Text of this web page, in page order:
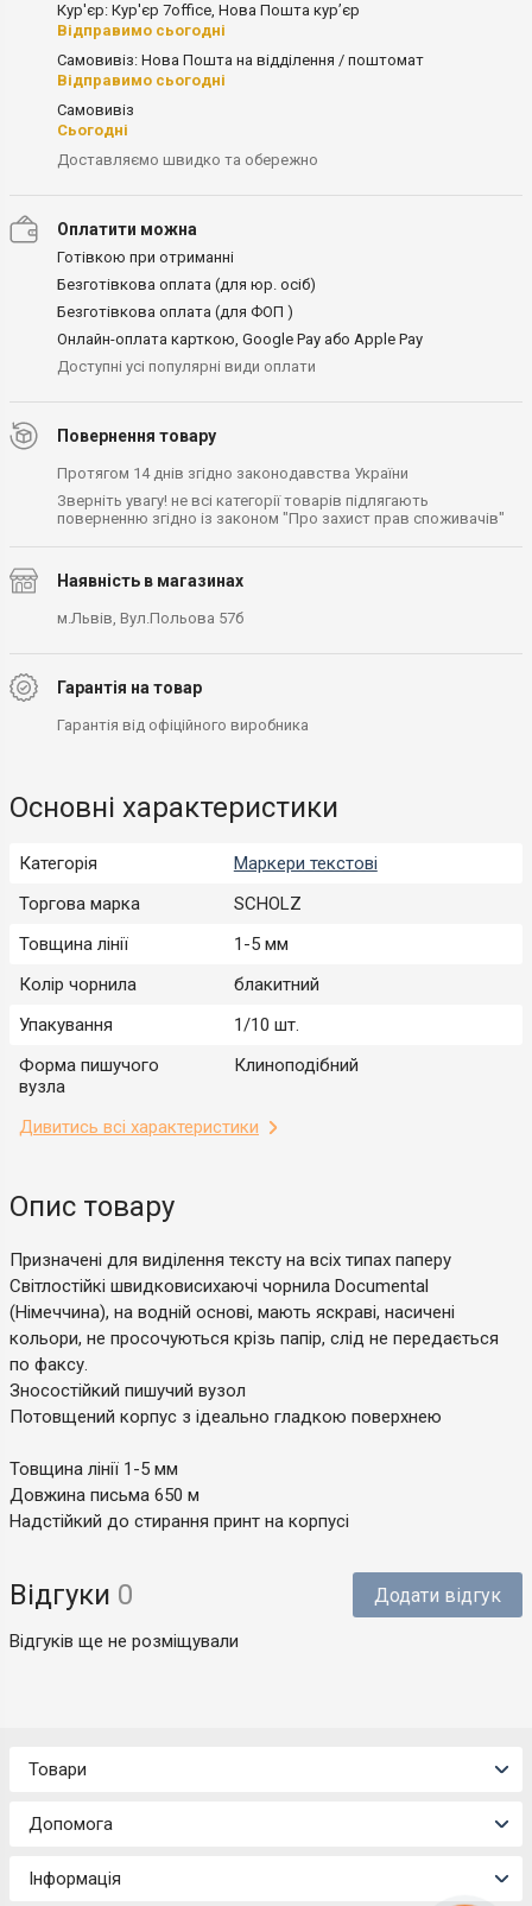
Кур'єр: Кур'єр 7office, Нова Пошта кур’єр
Відправимо сьогодні
Самовивіз: Нова Пошта на відділення / поштомат
Відправимо сьогодні
Самовивіз
Сьогодні
Доставляємо швидко та обережно
Оплатити можна
Готівкою при отриманні
Безготівкова оплата (для юр. осіб)
Безготівкова оплата (для ФОП )
Онлайн-оплата карткою, Google Pay або Apple Pay
Доступні усі популярні види оплати
Повернення товару
Протягом 14 днів згідно законодавства України
Зверніть увагу! не всі категорії товарів підлягають
поверненню згідно із законом "Про захист прав споживачів"
Наявність в магазинах
м.Львів, Вул.Польова 57б
Гарантія на товар
Гарантія від офіційного виробника
Основні характеристики
Категорія
Маркери текстові
Торгова марка
SCHOLZ
Товщина лінії
1-5 мм
Колір чорнила
блакитний
Упакування
1/10 шт.
Форма пишучого
вузла
Клиноподібний
Дивитись всі характеристики
Опис товару
Призначені для виділення тексту на всіх типах паперу
Світлостійкі швидковисихаючі чорнила Documental
(Німеччина), на водній основі, мають яскраві, насичені
кольори, не просочуються крізь папір, слід не передається
по факсу.
Зносостійкий пишучий вузол
Потовщений корпус з ідеально гладкою поверхнею
Товщина лінії 1-5 мм
Довжина письма 650 м
Надстійкий до стирання принт на корпусі
Відгуки 0 Додати відгук
Відгуків ще не розміщували
Товари
Допомога
Інформація